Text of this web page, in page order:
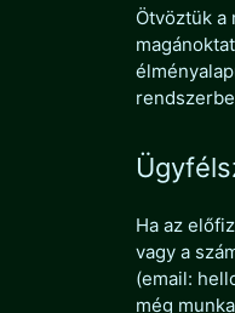
Ötvöztük a
Ha az
vagy a
(email:
még